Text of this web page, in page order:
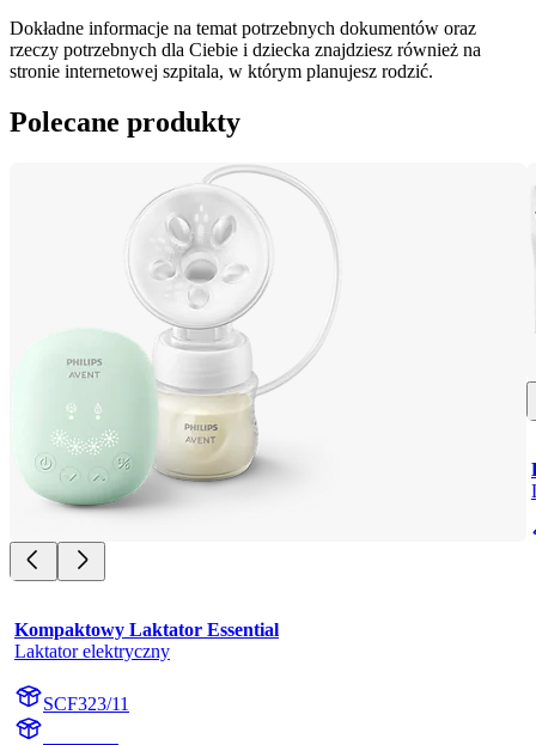
Dokładne informacje na temat potrzebnych dokumentów oraz
rzeczy potrzebnych dla Ciebie i dziecka znajdziesz również na
stronie internetowej szpitala, w którym planujesz rodzić.
Polecane produkty
Kompaktowy Laktator Essential
Laktator elektryczny
SCF323/11